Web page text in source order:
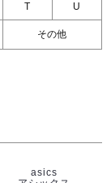
T U
その他
asics